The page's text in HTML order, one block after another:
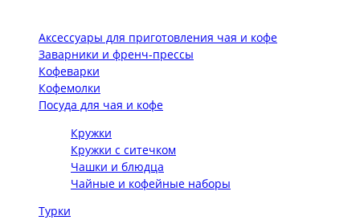
Аксессуары для приготовления чая и кофе
Заварники и френч-прессы
Кофеварки
Кофемолки
Посуда для чая и кофе
Кружки
Кружки с ситечком
Чашки и блюдца
Чайные и кофейные наборы
Турки